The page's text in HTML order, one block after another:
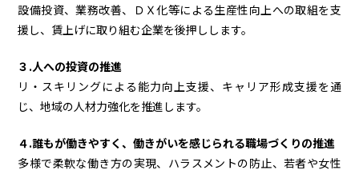
設備投資、業務改善、ＤＸ化等による生産性向上への取組を支
援し、賃上げに取り組む企業を後押しします。
３.人への投資の推進
リ・スキリングによる能力向上支援、キャリア形成支援を通
じ、地域の人材力強化を推進します。
４.誰もが働きやすく、働きがいを感じられる職場づくりの推進
多様で柔軟な働き方の実現、ハラスメントの防止、若者や女性